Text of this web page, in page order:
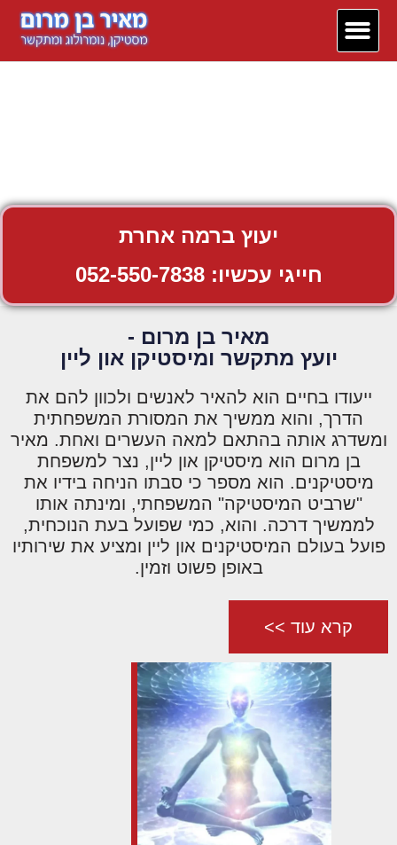
יעוץ ברמה אחרת
חייגי עכשיו: 052-550-7838
מאיר בן מרום -
יועץ מתקשר ומיסטיקן און ליין
ייעודו בחיים הוא להאיר לאנשים ולכוון להם את
הדרך, והוא ממשיך את המסורת המשפחתית
ומשדרג אותה בהתאם למאה העשרים ואחת. מאיר
בן מרום הוא מיסטיקן און ליין, נצר למשפחת
מיסטיקנים. הוא מספר כי סבתו הניחה בידיו את
"שרביט המיסטיקה" המשפחתי, ומינתה אותו
לממשיך דרכה. והוא, כמי שפועל בעת הנוכחית,
פועל בעולם המיסטיקנים און ליין ומציע את שירותיו
באופן פשוט וזמין.
קרא עוד >>